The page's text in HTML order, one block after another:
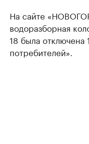
На сайте
водоразборная
18 была отключена
потребителей».